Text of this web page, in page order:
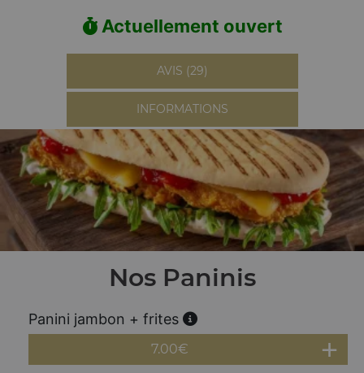
Actuellement ouvert
AVIS (29)
INFORMATIONS
Nos Paninis
Panini jambon + frites
7.00€